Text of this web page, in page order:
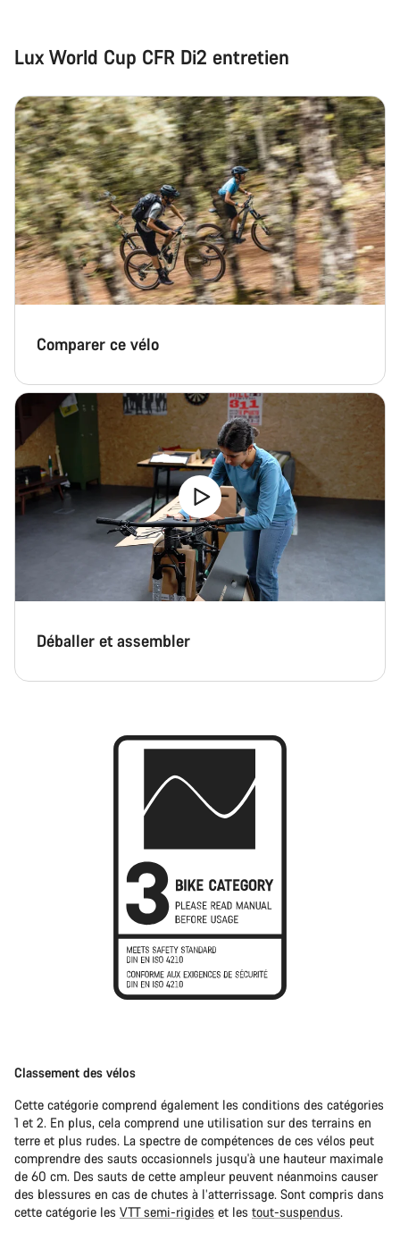
Lux World Cup CFR Di2 entretien
Comparer ce vélo
Déballer et assembler
Classement des vélos
Cette catégorie comprend également les conditions des catégories
1 et 2. En plus, cela comprend une utilisation sur des terrains en
terre et plus rudes. La spectre de compétences de ces vélos peut
comprendre des sauts occasionnels jusqu'à une hauteur maximale
de 60 cm. Des sauts de cette ampleur peuvent néanmoins causer
des blessures en cas de chutes à l’atterrissage. Sont compris dans
cette catégorie les VTT semi-rigides et les tout-suspendus.